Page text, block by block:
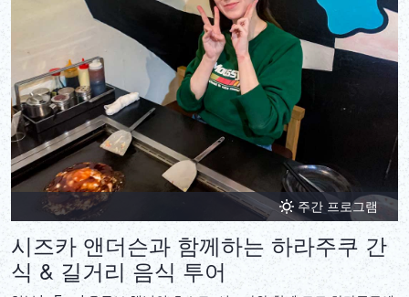
주간 프로그램
시즈카 앤더슨과 함께하는 하라주쿠 간
식 & 길거리 음식 투어